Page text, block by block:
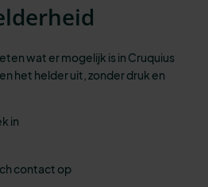
wat er mogelijk is in Cruquius
het helder uit, zonder druk en
in
contact op